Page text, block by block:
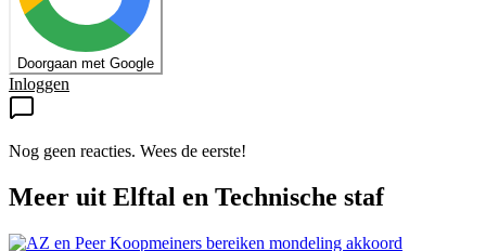
Doorgaan met Google
Inloggen
Nog geen reacties. Wees de eerste!
Meer uit Elftal en Technische staf